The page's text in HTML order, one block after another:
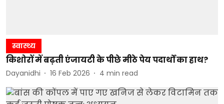
स्वास्थ्य
किशोरों में बढ़ती एंजायटी के पीछे मीठे पेय पदार्थों का हाथ?
Dayanidhi 16 Feb 2026 4 min read